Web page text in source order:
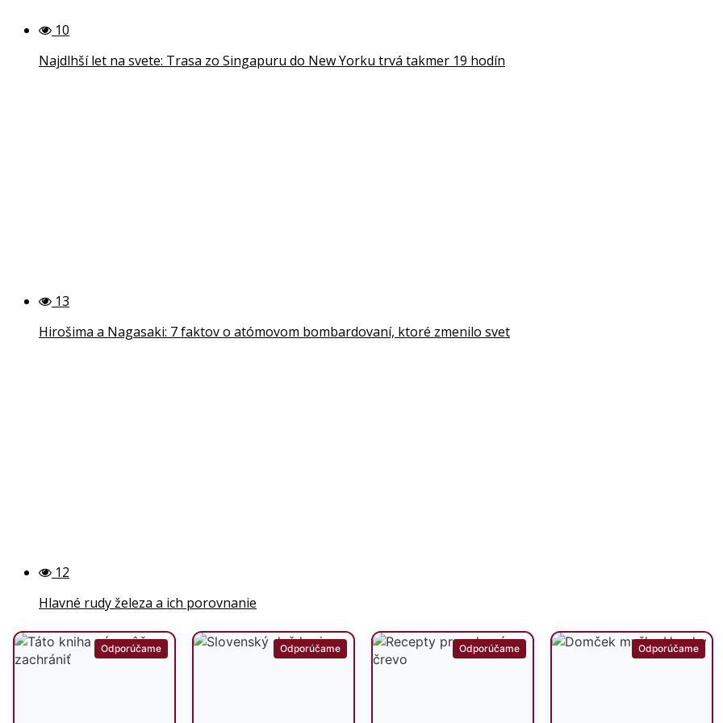
10
Najdlhší let na svete: Trasa zo Singapuru do New Yorku trvá takmer 19 hodín
13
Hirošima a Nagasaki: 7 faktov o atómovom bombardovaní, ktoré zmenilo svet
12
Hlavné rudy železa a ich porovnanie